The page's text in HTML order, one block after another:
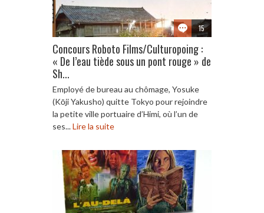
15
Concours Roboto Films/Culturopoing :
« De l’eau tiède sous un pont rouge » de
Sh...
Employé de bureau au chômage, Yosuke
(Kōji Yakusho) quitte Tokyo pour rejoindre
la petite ville portuaire d’Himi, où l’un de
ses...Lire la suite